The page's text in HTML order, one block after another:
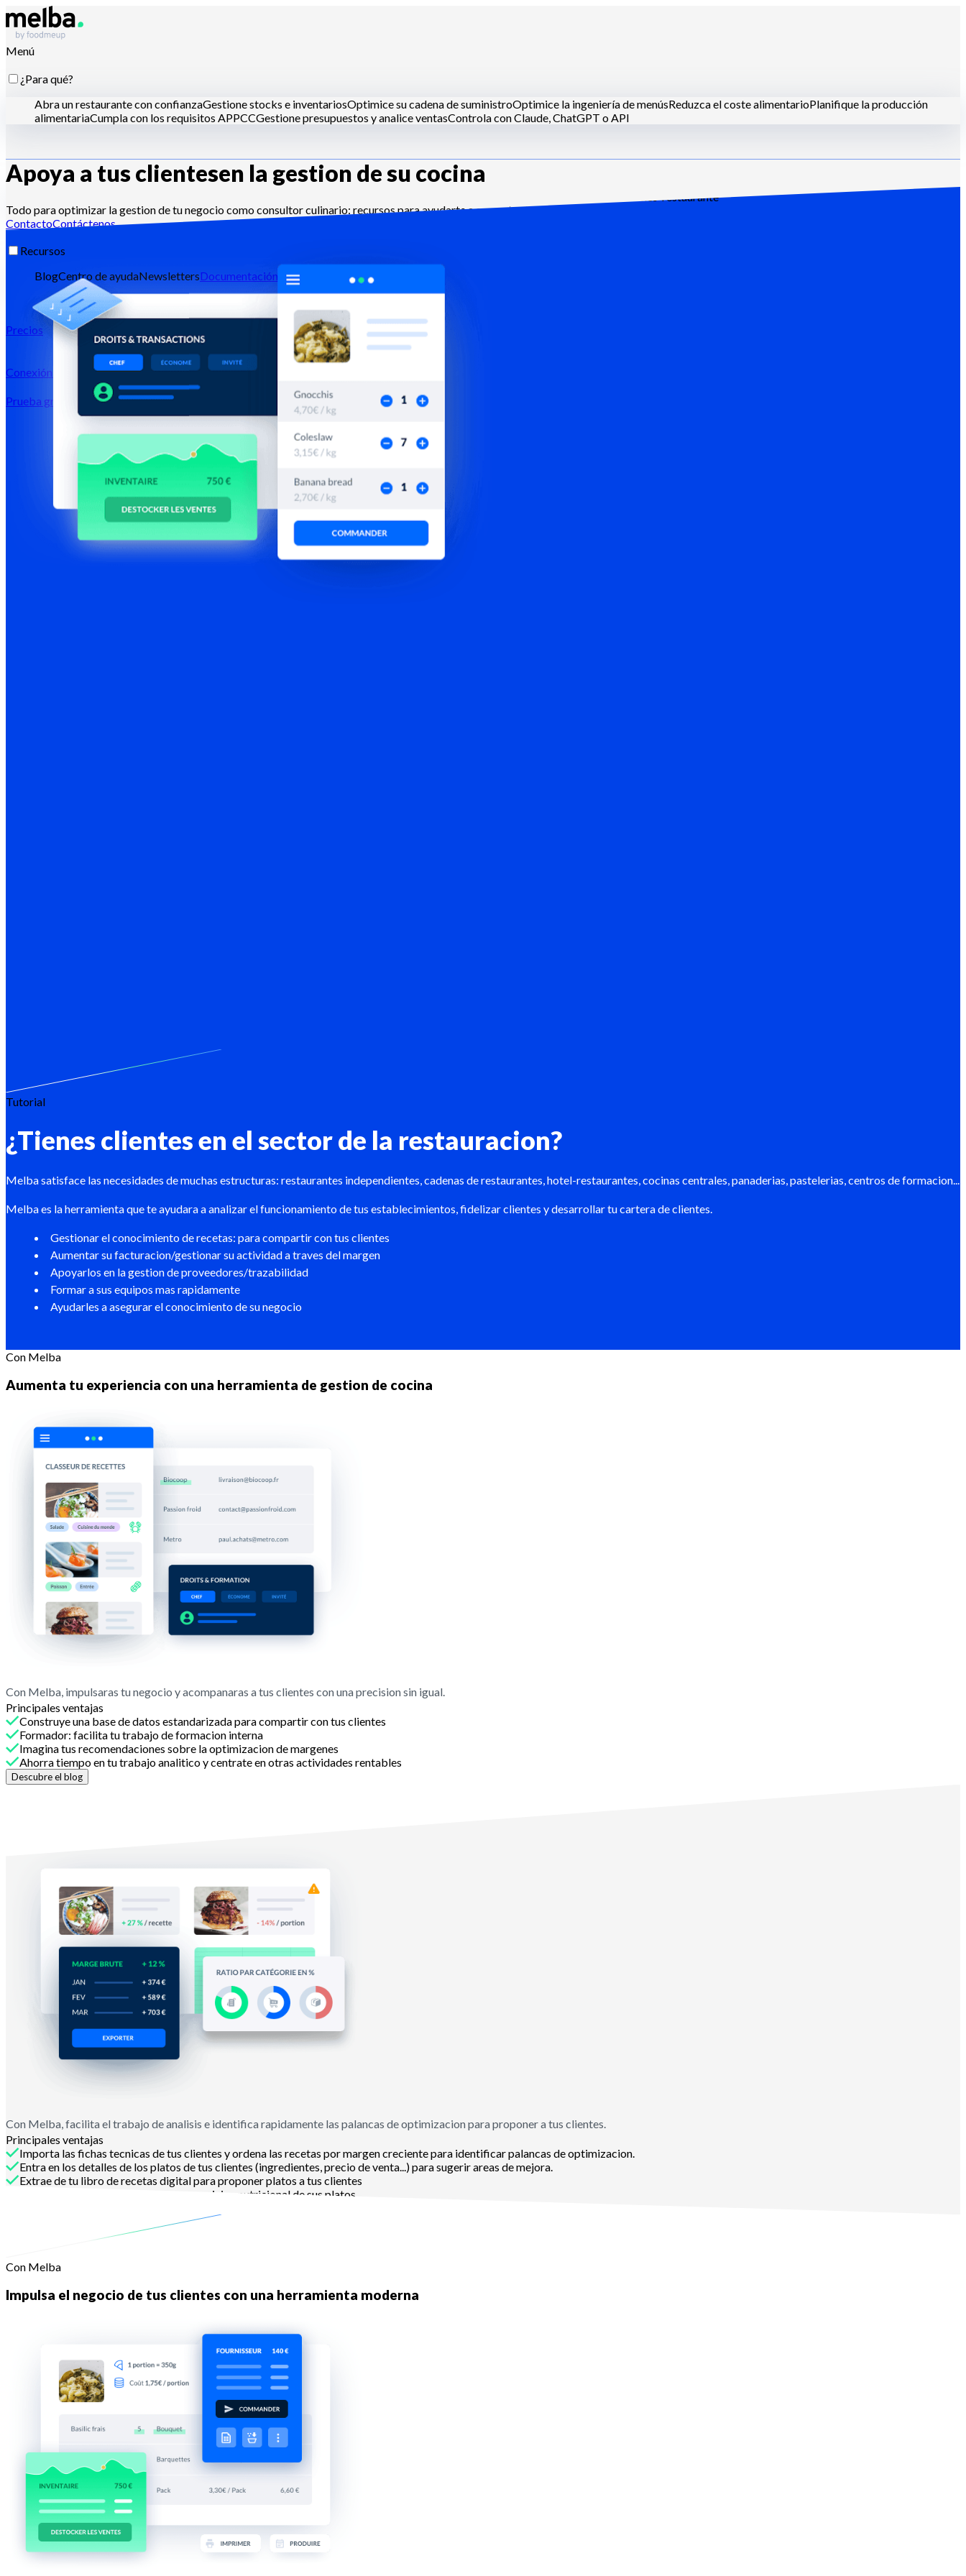
Menú
¿Para qué?
Abra un restaurante con confianzaGestione stocks e inventariosOptimice su cadena de suministroOptimice la ingeniería de menúsReduzca el coste alimentarioPlanifique la producción
alimentariaCumpla con los requisitos APPCCGestione presupuestos y analice ventasControla con Claude, ChatGPT o API
¿Para quién?
Hoteles-restaurante
Recursos
BlogCentro de ayudaNewslettersDocumentación APIDocumentación MCP
Precios
Conexión →
Prueba gratis Registrarse
Apoya a tus clientesen la gestion de su cocina
Todo para optimizar la gestion de tu negocio como consultor culinario: recursos para ayudarte a aumentar tu experiencia y apoyar a tus clientes.
ContactoContáctenos
Tutorial
¿Tienes clientes en el sector de la restauracion?
Melba satisface las necesidades de muchas estructuras: restaurantes independientes, cadenas de restaurantes, hotel-restaurantes, cocinas centrales, panaderias, pastelerias, centros de formacion...
Melba es la herramienta que te ayudara a analizar el funcionamiento de tus establecimientos, fidelizar clientes y desarrollar tu cartera de clientes.
Gestionar el conocimiento de recetas: para compartir con tus clientes
Aumentar su facturacion/gestionar su actividad a traves del margen
Apoyarlos en la gestion de proveedores/trazabilidad
Formar a sus equipos mas rapidamente
Ayudarles a asegurar el conocimiento de su negocio
Con Melba
Aumenta tu experiencia con una herramienta de gestion de cocina
Con Melba, impulsaras tu negocio y acompanaras a tus clientes con una precision sin igual.
Principales ventajas
Construye una base de datos estandarizada para compartir con tus clientes
Formador: facilita tu trabajo de formacion interna
Imagina tus recomendaciones sobre la optimizacion de margenes
Ahorra tiempo en tu trabajo analitico y centrate en otras actividades rentables
Descubre el blog
Con Melba, facilita el trabajo de analisis e identifica rapidamente las palancas de optimizacion para proponer a tus clientes.
Principales ventajas
Importa las fichas tecnicas de tus clientes y ordena las recetas por margen creciente para identificar palancas de optimizacion.
Entra en los detalles de los platos de tus clientes (ingredientes, precio de venta...) para sugerir areas de mejora.
Extrae de tu libro de recetas digital para proponer platos a tus clientes
Ayuda a tus clientes a ajustar la composicion nutricional de sus platos
Con Melba
Impulsa el negocio de tus clientes con una herramienta moderna